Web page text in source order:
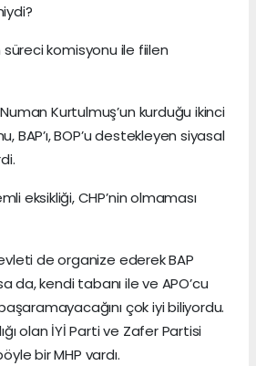
süreci komisyonu ile fiilen
Numan Kurtulmuş’un kurduğu ikinci
BAP’ı, BOP’u destekleyen siyasal
eksikliği, CHP’nin olmaması
de organize ederek BAP
da, kendi tabanı ile ve APO’cu
başaramayacağını çok iyi biliyordu.
olan İYİ Parti ve Zafer Partisi
bir MHP vardı.